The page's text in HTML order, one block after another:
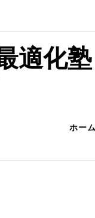
適化
ホーム